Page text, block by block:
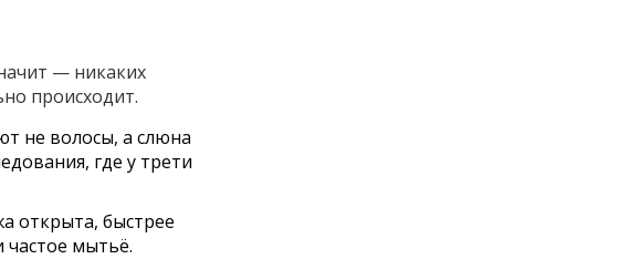
— никаких
происходит.
не волосы, а слюна
где у трети
открыта, быстрее
частое мытьё.